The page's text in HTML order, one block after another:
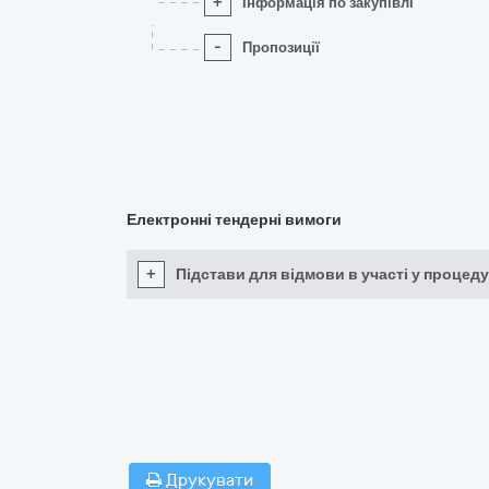
- Пропозиції
Електронні тендерні вимоги
+ Підстави для відмови в участі у
Друкувати